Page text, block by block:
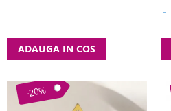
ADAUGA IN COS
-20%